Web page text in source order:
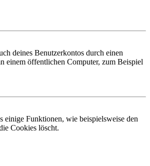
deines Benutzerkontos durch einen
einem öffentlichen Computer, zum Beispiel
einige Funktionen, wie beispielsweise den
Cookies löscht.